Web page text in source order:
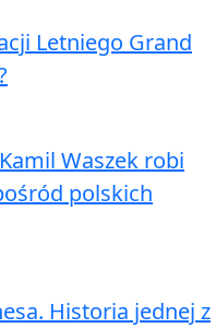
Letniego Grand
Waszek robi
polskich
Historia jednej z